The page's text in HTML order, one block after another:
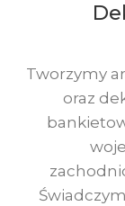
Tworzymy
oraz